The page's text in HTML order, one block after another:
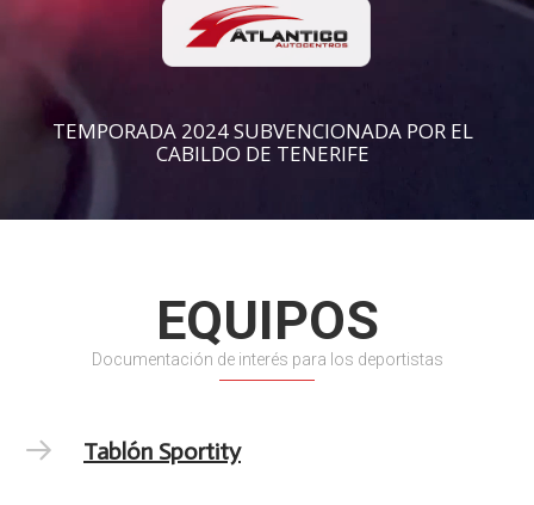
TEMPORADA 2024 SUBVENCIONADA POR EL
CABILDO DE TENERIFE
EQUIPOS
Documentación de interés para los deportistas
Tablón Sportity